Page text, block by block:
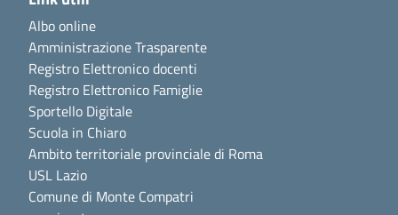
Albo online
Amministrazione Trasparente
Registro Elettronico docenti
Registro Elettronico Famiglie
Sportello Digitale
Scuola in Chiaro
Ambito territoriale provinciale di Roma
USL Lazio
Comune di Monte Compatri